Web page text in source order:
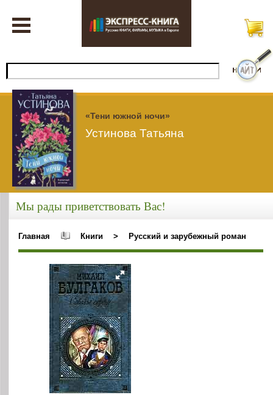
«Тени южной ночи»
Устинова Татьяна
Мы рады приветствовать Вас!
Главная Книги > Русский и зарубежный роман